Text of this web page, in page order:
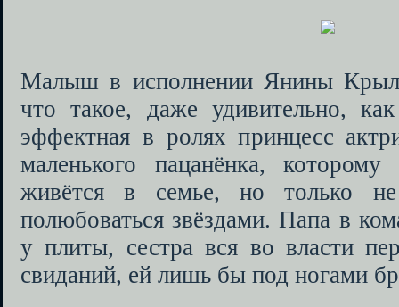
Малыш в исполнении Янины
что такое, даже удивительно,
эффектная в ролях принцесс
маленького пацанёнка,
живётся в семье, но только
полюбоваться звёздами. Папа в
у плиты, сестра вся во власти
свиданий, ей лишь бы под ногами